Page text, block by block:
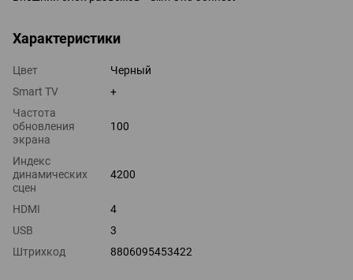
Характеристики
Цвет
Черный
Smart TV
+
Частота
обновления
экрана
100
Индекс
динамических
сцен
4200
HDMI
4
USB
3
Штрихкод
8806095453422